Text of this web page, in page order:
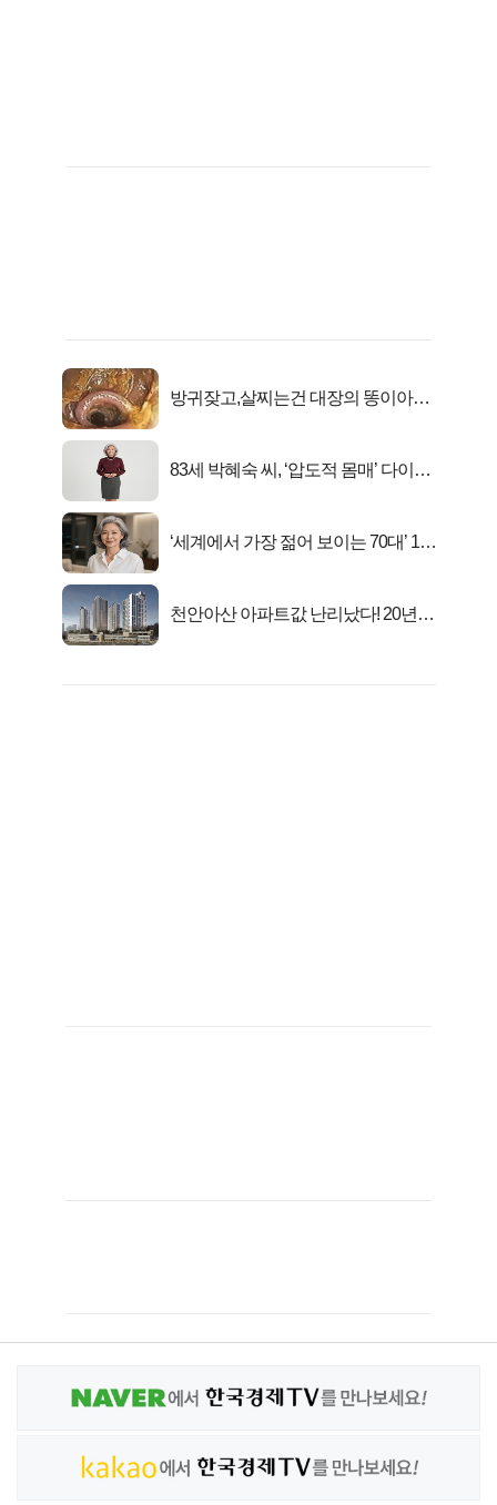
방귀잦고,살찌는건 대장의 똥이아니
83세 박혜숙 씨, ‘압도적 몸매’ 다이어
‘세계에서 가장 젊어 보이는 70대’ 1위
천안아산 아파트값 난리났다! 20년